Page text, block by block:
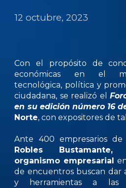
12 octubre, 2023
Con el propósito de
económicas en el
tecnológica, política y
ciudadana, se realizó el
en su edición número 16
Norte,con expositores de
Ante 400 empresarios
Robles
organismo empresarial
de encuentros buscan dar
y herramientas a las